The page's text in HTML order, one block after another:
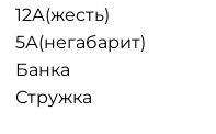
12А(жесть)
5А(негабарит)
Банка
Стружка